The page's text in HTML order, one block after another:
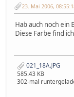
23. Mai 2006,
Hab auch noch ein
Diese Farbe find
021_18A.JPG
585.43 KB
302-mal